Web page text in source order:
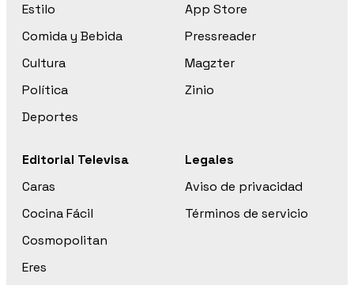
Estilo
Comida y Bebida
Cultura
Política
Deportes
App Store
Pressreader
Magzter
Zinio
Editorial Televisa
Caras
Cocina Fácil
Cosmopolitan
Eres
Legales
Aviso de privacidad
Términos de servicio